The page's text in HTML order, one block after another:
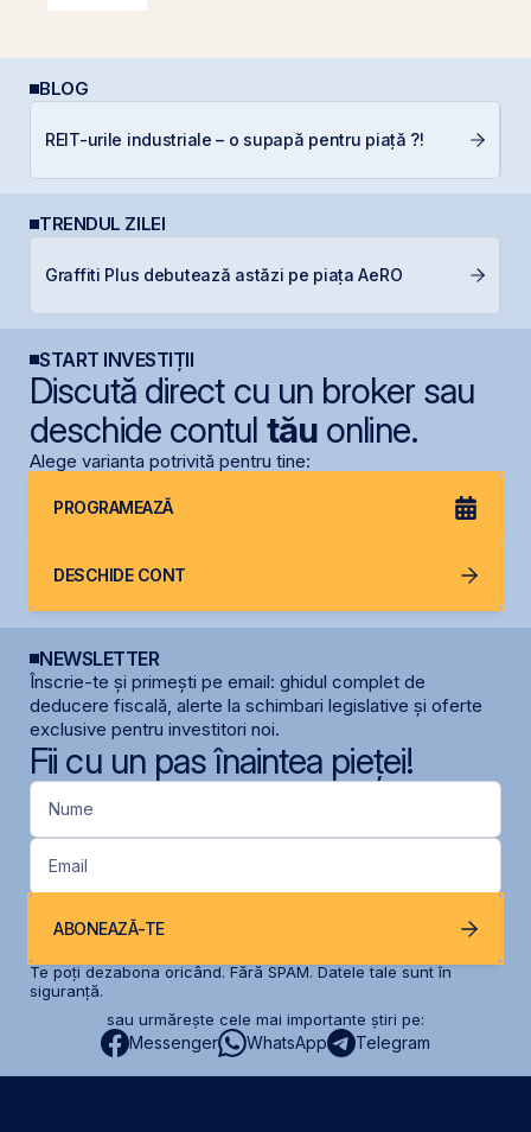
BLOG
REIT-urile industriale – o supapă pentru piață ?!
TRENDUL ZILEI
Graffiti Plus debutează astăzi pe piața AeRO
START INVESTIȚII
Discută direct cu un broker sau
deschide contul tăuonline.
Alege varianta potrivită pentru tine:
PROGRAMEAZĂ
DESCHIDE CONT
NEWSLETTER
Înscrie-te și primești pe email: ghidul complet de
deducere fiscală, alerte la schimbari legislative și oferte
exclusive pentru investitori noi.
Fii cu un pas înaintea pieței!
Nume
Email
ABONEAZĂ-TE
Te poți dezabona oricând. Fără SPAM. Datele tale sunt în
siguranță.
sau urmărește cele mai importante știri pe:
Messenger WhatsApp Telegram